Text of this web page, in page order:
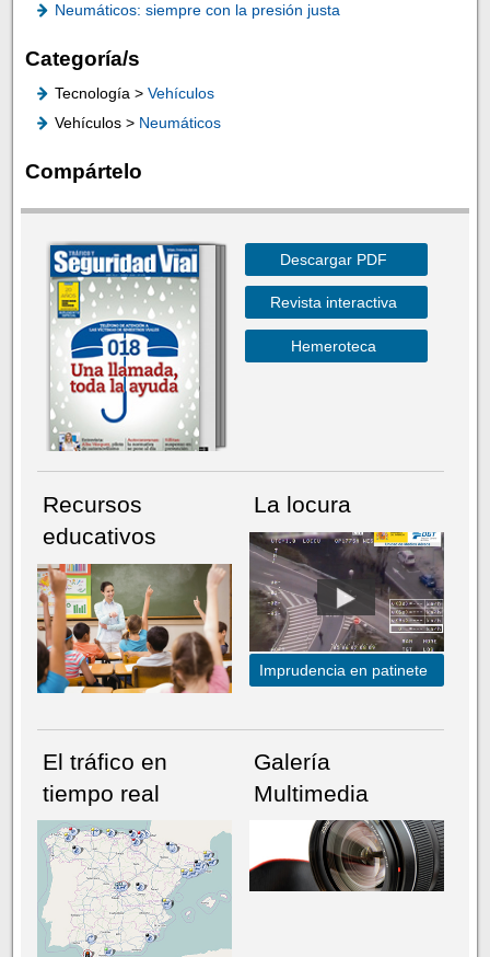
Neumáticos: siempre con la presión justa
Categoría/s
Tecnología > Vehículos
Vehículos > Neumáticos
Compártelo
NÚMERO ACTUALHEMEROTECA
Descargar PDF
Revista interactiva
Hemeroteca
Recursos
educativos
La locura
Imprudencia en patinete
El tráfico en
tiempo real
Galería
Multimedia